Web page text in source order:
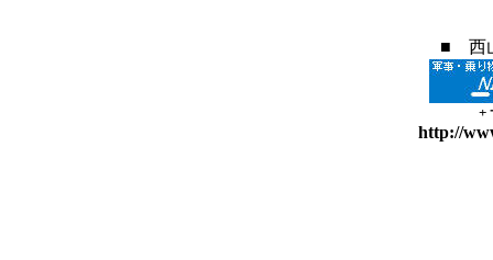
■ 西
+
http://